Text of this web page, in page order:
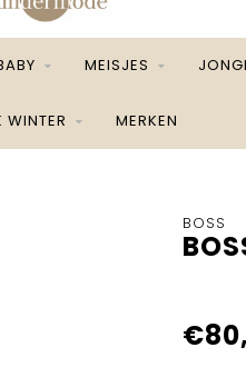
MEISJES
MERKEN
BOSS